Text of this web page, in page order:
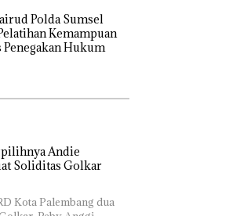
Polda Sumsel
Kemampuan
Hukum
Andie
Soliditas Golkar
Kota Palembang dua